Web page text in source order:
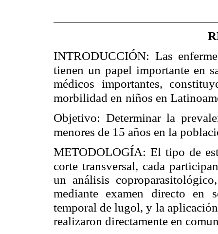
INTRODUCCIÓN: Las
tienen un papel importante en
médicos importantes,
morbilidad en niños en
Objetivo: Determinar la
menores de 15 años en la
METODOLOGÍA: El tipo de
corte transversal, cada
un análisis
mediante examen directo en
temporal de lugol, y la
realizaron directamente en